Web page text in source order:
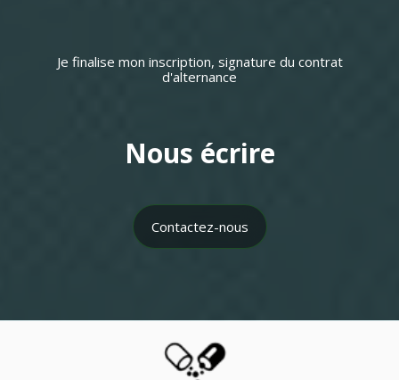
Je finalise mon inscription, signature du contrat
d'alternance
Nous écrire
Contactez-nous